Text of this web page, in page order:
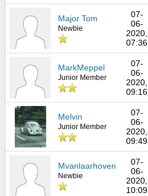
Major Tom
Newbie
07-
06-
2020,
07:36
MarkMeppel
Junior Member
07-
06-
2020,
09:16
Melvin
Junior Member
07-
06-
2020,
09:49
Mvanlaarhoven
Newbie
07-
06-
2020,
10:09